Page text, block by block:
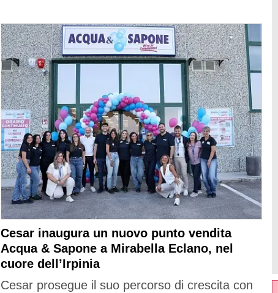
Cesar inaugura un nuovo punto vendita
Acqua & Sapone a Mirabella Eclano, nel
cuore dell’Irpinia
Cesar prosegue il suo percorso di crescita con